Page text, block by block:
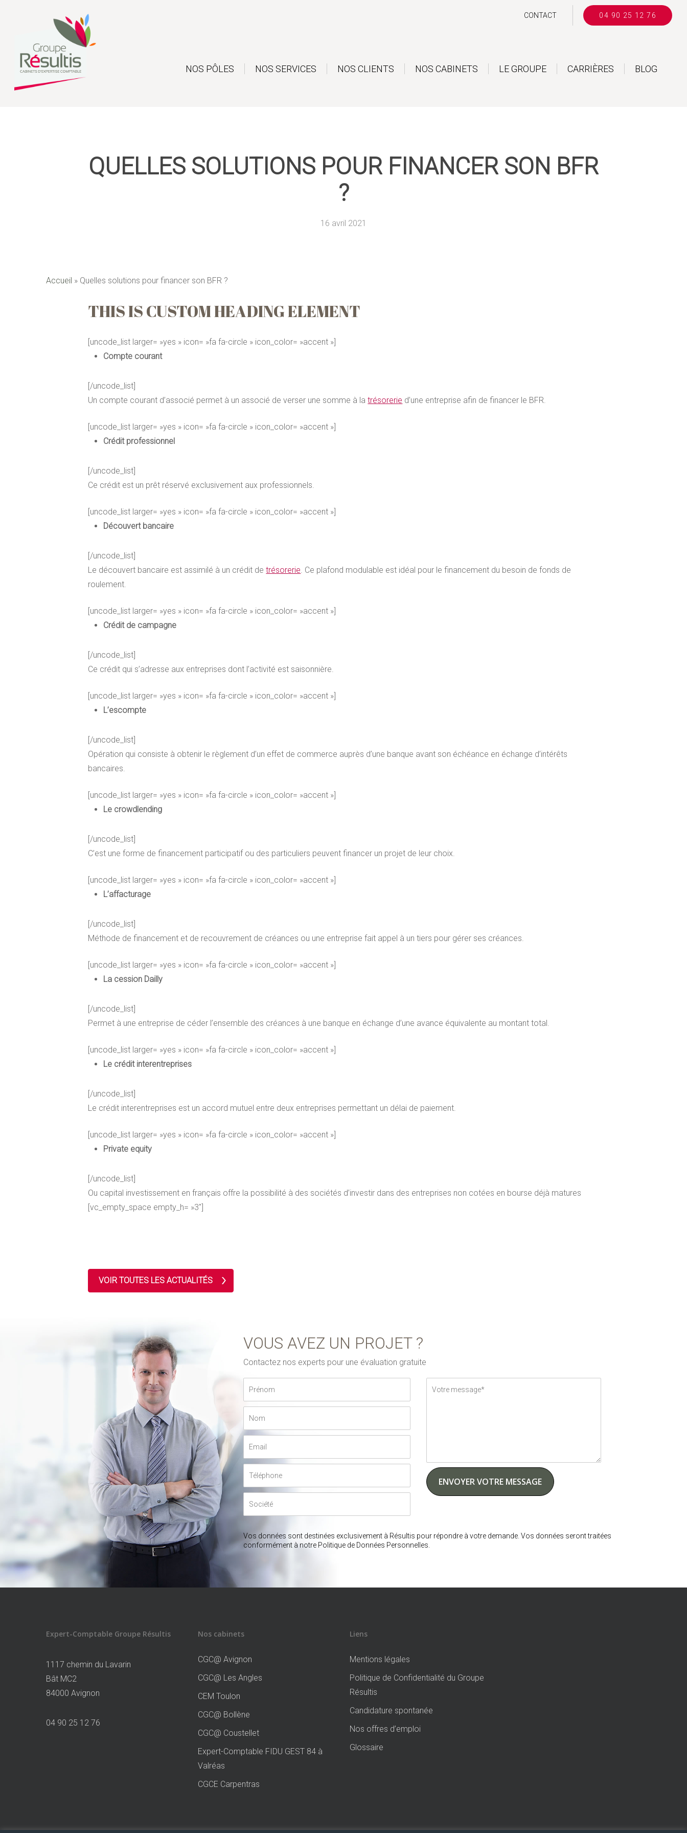
CONTACT 04 90 25 12 76
NOS PÔLES NOS SERVICES NOS CLIENTS NOS CABINETS LE GROUPE CARRIÈRES BLOG
QUELLES SOLUTIONS POUR FINANCER SON BFR
?
16 avril 2021
Accueil » Quelles solutions pour financer son BFR ?
THIS IS CUSTOM HEADING ELEMENT
[uncode_list larger= »yes » icon= »fa fa-circle » icon_color= »accent »]
Compte courant
[/uncode_list]
Un compte courant d’associé permet à un associé de verser une somme à latrésorerie d’une entreprise afin de financer le BFR.
[uncode_list larger= »yes » icon= »fa fa-circle » icon_color= »accent »]
Crédit professionnel
[/uncode_list]
Ce crédit est un prêt réservé exclusivement aux professionnels.
[uncode_list larger= »yes » icon= »fa fa-circle » icon_color= »accent »]
Découvert bancaire
[/uncode_list]
Le découvert bancaire est assimilé à un crédit detrésorerie. Ce plafond modulable est idéal pour le financement du besoin de fonds de
roulement.
[uncode_list larger= »yes » icon= »fa fa-circle » icon_color= »accent »]
Crédit de campagne
[/uncode_list]
Ce crédit qui s’adresse aux entreprises dont l’activité est saisonnière.
[uncode_list larger= »yes » icon= »fa fa-circle » icon_color= »accent »]
L’escompte
[/uncode_list]
Opération qui consiste à obtenir le règlement d’un effet de commerce auprès d’une banque avant son échéance en échange d’intérêts
bancaires.
[uncode_list larger= »yes » icon= »fa fa-circle » icon_color= »accent »]
Le crowdlending
[/uncode_list]
C’est une forme de financement participatif ou des particuliers peuvent financer un projet de leur choix.
[uncode_list larger= »yes » icon= »fa fa-circle » icon_color= »accent »]
L’affacturage
[/uncode_list]
Méthode de financement et de recouvrement de créances ou une entreprise fait appel à un tiers pour gérer ses créances.
[uncode_list larger= »yes » icon= »fa fa-circle » icon_color= »accent »]
La cession Dailly
[/uncode_list]
Permet à une entreprise de céder l’ensemble des créances à une banque en échange d’une avance équivalente au montant total.
[uncode_list larger= »yes » icon= »fa fa-circle » icon_color= »accent »]
Le crédit interentreprises
[/uncode_list]
Le crédit interentreprises est un accord mutuel entre deux entreprises permettant un délai de paiement.
[uncode_list larger= »yes » icon= »fa fa-circle » icon_color= »accent »]
Private equity
[/uncode_list]
Ou capital investissement en français offre la possibilité à des sociétés d’investir dans des entreprises non cotées en bourse déjà matures
[vc_empty_space empty_h= »3″]
VOIR TOUTES LES ACTUALITÉS
VOUS AVEZ UN PROJET ?
Contactez nos experts pour une évaluation gratuite
Vos données sont destinées exclusivement à Résultis pour répondre à votre demande. Vos données seront traitées
conformément à notre Politique de Données Personnelles.
Expert-Comptable Groupe Résultis
1117 chemin du Lavarin
Bât MC2
84000 Avignon
04 90 25 12 76
Nos cabinets
CGC@ Avignon
CGC@ Les Angles
CEM Toulon
CGC@ Bollène
CGC@ Coustellet
Expert-Comptable FIDU GEST 84 à
Valréas
CGCE Carpentras
Liens
Mentions légales
Politique de Confidentialité du Groupe
Résultis
Candidature spontanée
Nos offres d’emploi
Glossaire